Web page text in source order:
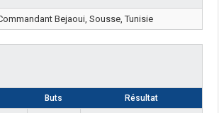
Bejaoui, Sousse, Tunisie
Buts Résultat